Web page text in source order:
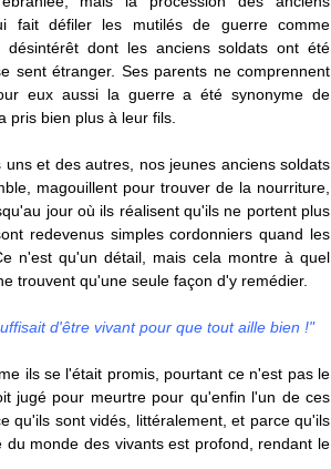
fait défiler les mutilés de guerre comme
désintérêt dont les anciens soldats ont été
sent étranger. Ses parents ne comprennent
eux aussi la guerre a été synonyme de
pris bien plus à leur fils.
et des autres, nos jeunes anciens soldats
magouillent pour trouver de la nourriture,
jour où ils réalisent qu'ils ne portent plus
redevenus simples cordonniers quand les
n'est qu'un détail, mais cela montre à quel
trouvent qu'une seule façon d'y remédier.
d'être vivant pour que tout aille bien !"
ils se l'était promis, pourtant ce n'est pas le
jugé pour meurtre pour qu'enfin l'un de ces
qu'ils sont vidés, littéralement, et parce qu'ils
monde des vivants est profond, rendant le